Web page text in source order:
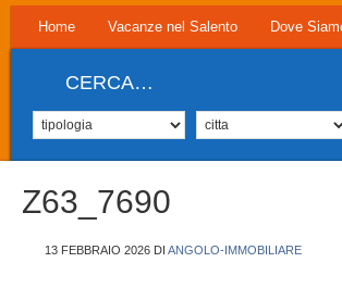
Home Vacanze nel Salento Dove
CERCA…
Z63_7690
13 FEBBRAIO 2026 DI ANGOLO-IMMOBILIARE